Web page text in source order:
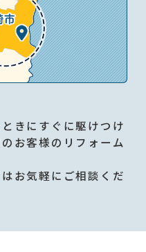
きにすぐに駆けつけ
お客様のリフォーム
お気軽にご相談くだ